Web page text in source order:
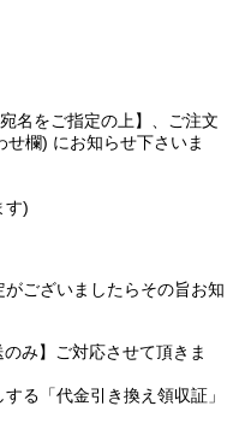
名をご指定の上】、ご注文
欄) にお知らせ下さいま
す)
ございましたらその旨お知
み】ご対応させて頂きま
る「代金引き換え領収証」